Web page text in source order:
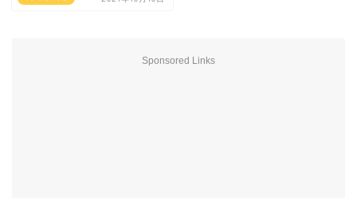
Sponsored Links